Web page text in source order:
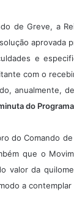
de Greve, a
aprovada
e
com o
anualmente,
do
do Comando
que o
valor da
a